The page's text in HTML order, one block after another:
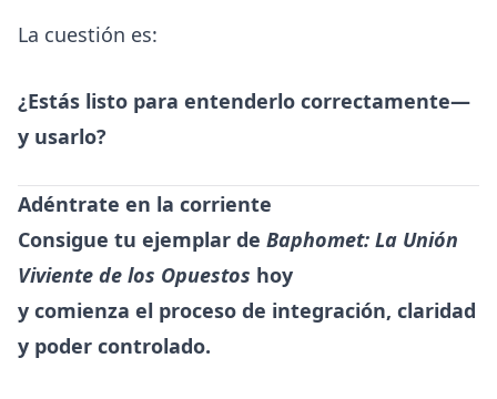
La cuestión es:
¿Estás listo para entenderlo correctamente—
y usarlo?
Adéntrate en la corriente
Consigue tu ejemplar de Baphomet: La Unión
Viviente de los Opuestos hoy
y comienza el proceso de integración, claridad
y poder controlado.